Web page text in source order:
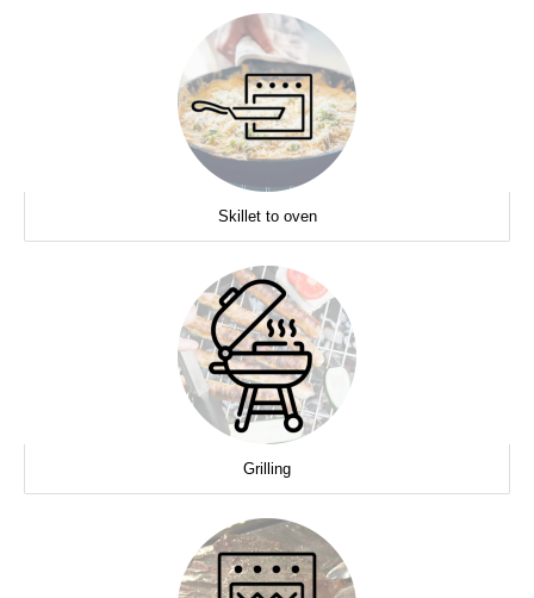
Skillet to oven
Grilling